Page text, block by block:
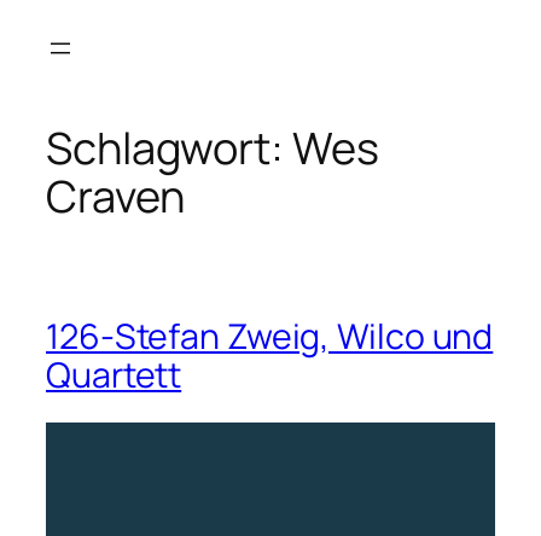
Inhalt
Schlagwort: Wes
Craven
126-Stefan Zweig, Wilco und
Quartett